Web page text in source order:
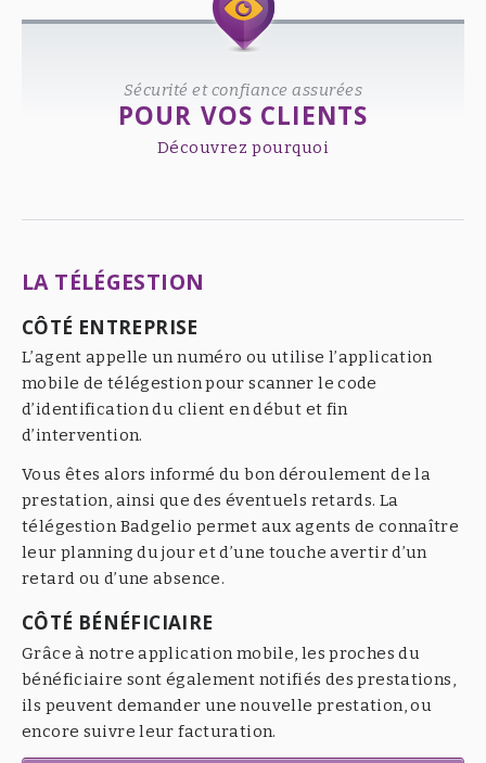
Sécurité et confiance assurées
POUR VOS CLIENTS
Découvrez pourquoi
LA TÉLÉGESTION
CÔTÉ ENTREPRISE
L’agent appelle un numéro ou utilise l’application
mobile de télégestion pour scanner le code
d’identification du client en début et fin
d’intervention.
Vous êtes alors informé du bon déroulement de la
prestation, ainsi que des éventuels retards. La
télégestion Badgelio permet aux agents de connaître
leur planning du jour et d’une touche avertir d’un
retard ou d’une absence.
CÔTÉ BÉNÉFICIAIRE
Grâce à notre application mobile, les proches du
bénéficiaire sont également notifiés des prestations,
ils peuvent demander une nouvelle prestation, ou
encore suivre leur facturation.